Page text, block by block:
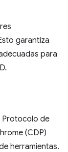
garantiza
para
Protocolo de
(CDP)
herramientas.